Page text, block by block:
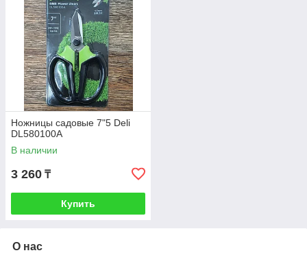
Ножницы садовые 7"5 Deli
DL580100А
В наличии
3 260 ₸
Купить
О нас